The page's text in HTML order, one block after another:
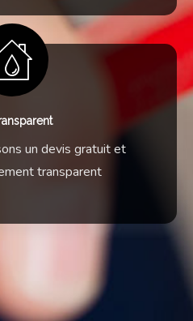
un devis gratuit et
transparent